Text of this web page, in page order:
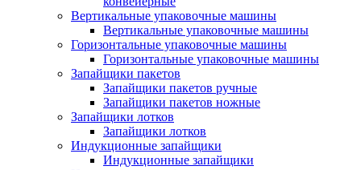
Вертикальные упаковочные машины
Вертикальные упаковочные машины
Горизонтальные упаковочные машины
Горизонтальные упаковочные машины
Запайщики пакетов
Запайщики пакетов ручные
Запайщики пакетов ножные
Запайщики лотков
Запайщики лотков
Индукционные запайщики
Индукционные запайщики